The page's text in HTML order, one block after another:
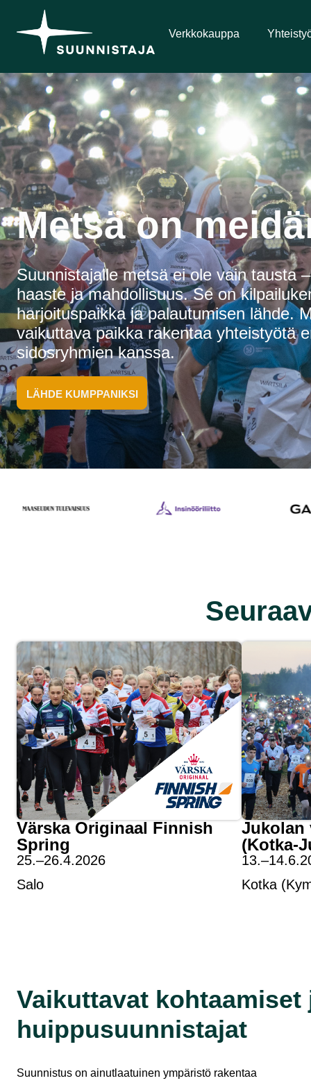
Verkkokauppa
Metsä on
Suunnistajalle metsä ei ole vain tausta
haaste ja mahdollisuus. Se on
harjoituspaikka ja palautumisen lähde.
vaikuttava paikka rakentaa yhteistyötä
sidosryhmien kanssa.
LÄHDE KUMPPANIKSI
Värska Originaal Finnish
Spring
25.–26.4.2026
Salo
Jukolan
(Kotka-
Kotka
Vaikuttavat kohtaamiset
huippusuunnistajat
Suunnistus on ainutlaatuinen ympäristö rakentaa